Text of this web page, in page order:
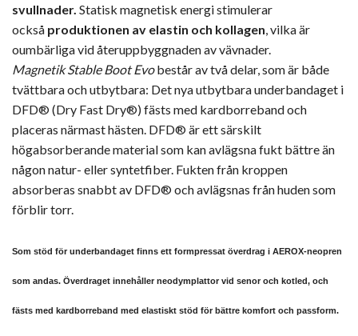
svullnader. Statisk magnetisk energi stimulerar
också produktionen av elastin och kollagen , vilka är
oumbärliga vid återuppbyggnaden av vävnader.
Magnetik Stable Boot Evobestår av två delar, som är både
tvättbara och utbytbara: Det nya utbytbara underbandaget i
DFD® (Dry Fast Dry®) fästs med kardborreband och
placeras närmast hästen. DFD® är ett särskilt
högabsorberande material som kan avlägsna fukt bättre än
någon natur- eller syntetfiber. Fukten från kroppen
absorberas snabbt av DFD® och avlägsnas från huden som
förblir torr.
Som stöd för underbandaget finns ett formpressat överdrag i AEROX-neopren
som andas. Överdraget innehåller neodymplattor vid senor och kotled, och
fästs med kardborreband med elastiskt stöd för bättre komfort och passform.